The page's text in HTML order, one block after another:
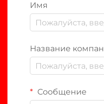
Имя
Название
Сообщение